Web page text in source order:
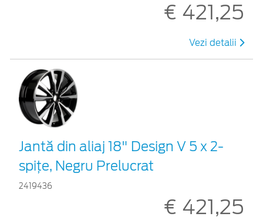
€ 421,25
Vezi detalii
Jantă din aliaj 18" Design V 5 x 2-
spiţe, Negru Prelucrat
2419436
€ 421,25